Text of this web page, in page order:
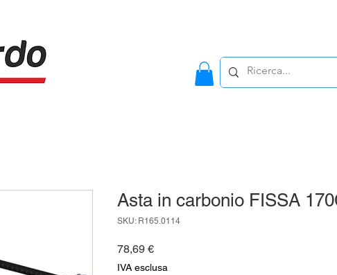
Asta in carbonio FISSA
SKU: R165.0114
78,69 €Prezzo
IVA esclusa